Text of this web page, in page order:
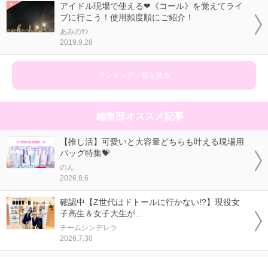
アイドル現場で使える❤《コール》を覚えてライ
ブに行こう！使用頻度順にご紹介！
あみのｻﾝ
2019.9.28
ランキング一覧を見る
編集部オススメ記事
【推し活】可愛いと大容量どちらも叶える現場用
バッグ特集💝
のん
2026.8.6
確認中【Z世代はドトールに行かない!?】現役女
子高生＆女子大生が...
チームシンデレラ
2026.7.30